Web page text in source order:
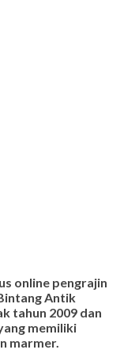
online pengrajin
Antik
tahun 2009 dan
memiliki
marmer.